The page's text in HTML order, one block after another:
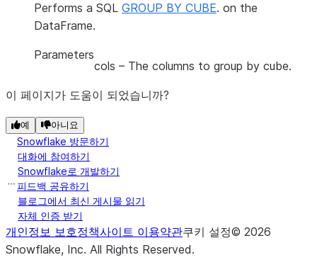
Performs a SQL GROUP BY CUBE. on the
DataFrame.
Parameters
cols – The columns to group by cube.
이 페이지가 도움이 되었습니까?
예 아니요
Snowflake 방문하기
대화에 참여하기
Snowflake로 개발하기
피드백 공유하기
블로그에서 최신 게시물 읽기
자체 인증 받기
개인정보 보호정책사이트 이용약관쿠키 설정© 2026
Snowflake, Inc. All Rights Reserved.